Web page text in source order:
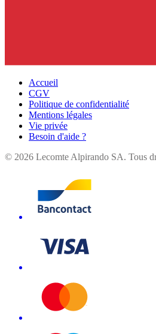
Accueil
CGV
Politique de confidentialité
Mentions légales
Vie privée
Besoin d'aide ?
© 2026 Lecomte Alpirando SA. Tous